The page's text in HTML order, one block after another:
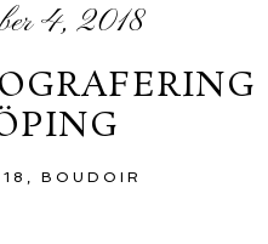
4, 2018
, BOUDOIR